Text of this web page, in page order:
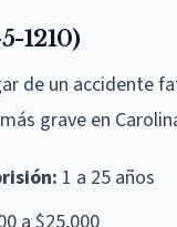
1210)
de un accidente
grave en
1 a 25 años